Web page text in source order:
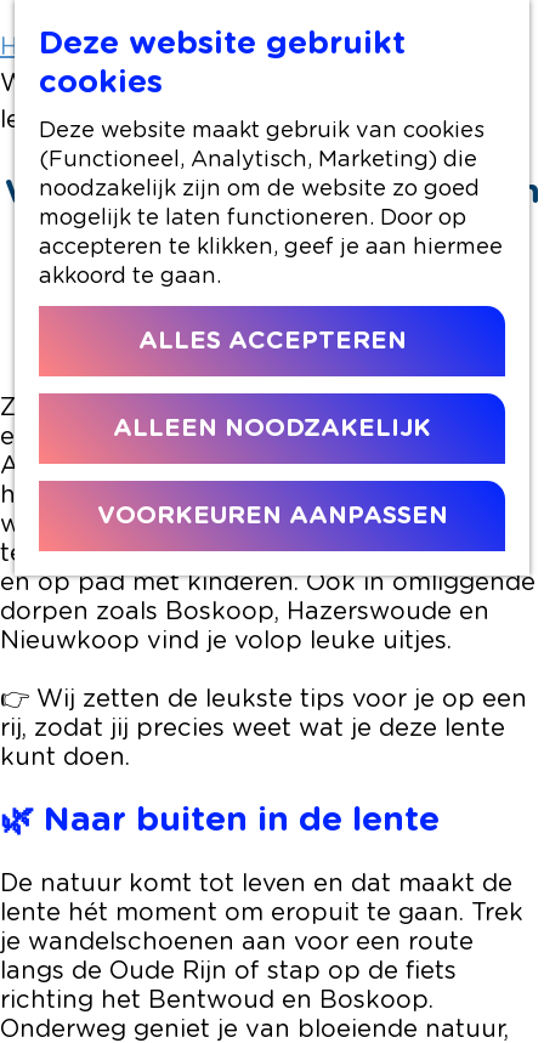
Deze website gebruikt
cookies
Deze website maakt gebruik van cookies
(Functioneel, Analytisch, Marketing) die
noodzakelijk zijn om de website zo goed
mogelijk te laten functioneren. Door op
accepteren te klikken, geef je aan hiermee
akkoord te gaan.
ALLES ACCEPTEREN
ALLEEN NOODZAKELIJK
VOORKEUREN AANPASSEN
Home
Artikelen
Wat te doen in Alphen aan den Rijn in de
lente (2026)
Wat te doen in Alphen aan den
Rijn in de lente (2026)
25 maart 2026
Zodra de lente begint, wil je maar één ding:
eropuit. En dat komt goed uit, want in
Alphen aan den Rijn en omgeving is er in
het voorjaar van alles te doen. Van
wandelen en fietsen in het Groene Hart tot
terrasjes pakken, evenementen bezoeken
en op pad met kinderen. Ook in omliggende
dorpen zoals Boskoop, Hazerswoude en
Nieuwkoop vind je volop leuke uitjes.
👉 Wij zetten de leukste tips voor je op een
rij, zodat jij precies weet wat je deze lente
kunt doen.
🌿 Naar buiten in de lente
De natuur komt tot leven en dat maakt de
lente hét moment om eropuit te gaan. Trek
je wandelschoenen aan voor een route
langs de Oude Rijn of stap op de fiets
richting het Bentwoud en Boskoop.
Onderweg geniet je van bloeiende natuur,